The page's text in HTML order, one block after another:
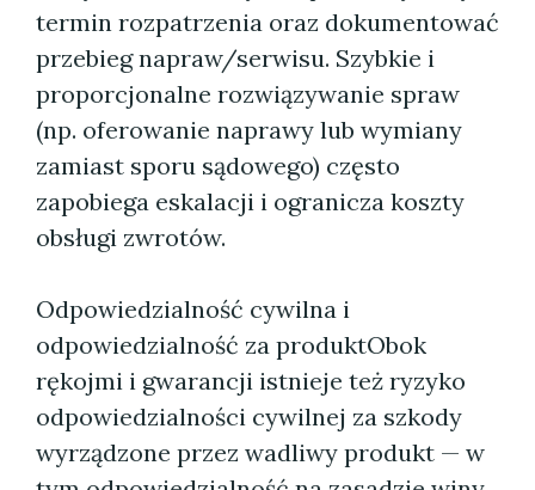
termin rozpatrzenia oraz dokumentować
przebieg napraw/serwisu. Szybkie i
proporcjonalne rozwiązywanie spraw
(np. oferowanie naprawy lub wymiany
zamiast sporu sądowego) często
zapobiega eskalacji i ogranicza koszty
obsługi zwrotów.
Odpowiedzialność cywilna i
odpowiedzialność za produktObok
rękojmi i gwarancji istnieje też ryzyko
odpowiedzialności cywilnej za szkody
wyrządzone przez wadliwy produkt — w